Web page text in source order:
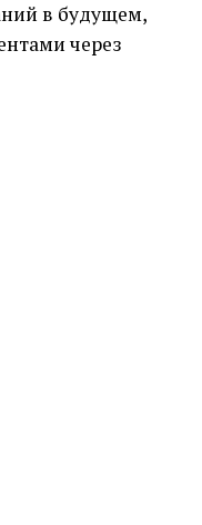
в будущем,
через